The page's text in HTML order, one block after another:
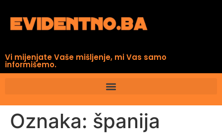
Vi mijenjate Vaše mišljenje, mi Vas samo
informišemo.
Oznaka: španija